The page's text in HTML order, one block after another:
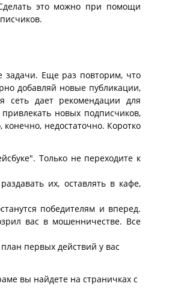
это можно при помощи
задачи. Еще раз повторим, что
добавляй новые публикации,
сеть дает рекомендации для
новых подписчиков,
недостаточно. Коротко
Только не переходите к
их, оставлять в кафе,
победителям и вперед.
вас в мошенничестве. Все
первых действий у вас
вы найдете на страничках с